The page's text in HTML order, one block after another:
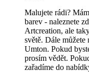
Malujete rádi?
barev - naleznete
Artcreation, ale
světě. Dále
Umton. Pokud
prosím vědět.
zařadíme do